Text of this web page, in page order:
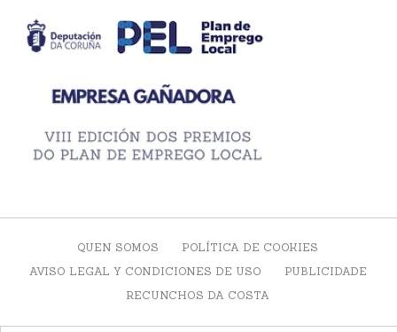
QUEN SOMOS
POLÍTICA DE COOKIES
AVISO LEGAL Y CONDICIONES DE USO
PUBLICIDADE
RECUNCHOS DA COSTA